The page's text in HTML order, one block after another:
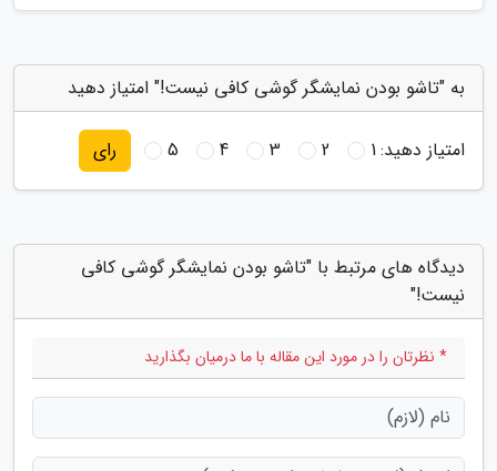
به "تاشو بودن نمایشگر گوشی کافی نیست!" امتیاز دهید
امتیاز دهید:1
2
3
4
5 رای
دیدگاه های مرتبط با "تاشو بودن نمایشگر گوشی کافی
نیست!"
* نظرتان را در مورد این مقاله با ما درمیان بگذارید